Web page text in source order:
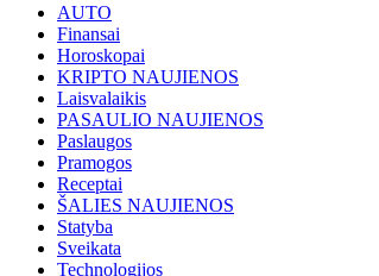
AUTO
Finansai
Horoskopai
KRIPTO NAUJIENOS
Laisvalaikis
PASAULIO NAUJIENOS
Paslaugos
Pramogos
Receptai
ŠALIES NAUJIENOS
Statyba
Sveikata
Technologijos